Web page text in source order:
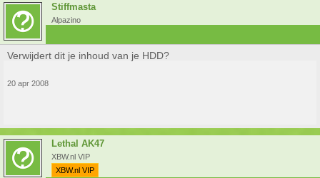
Stiffmasta
Alpazino
Verwijdert dit je inhoud van je HDD?
20 apr 2008
Lethal AK47
XBW.nl VIP
XBW.nl VIP